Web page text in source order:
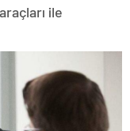
ile